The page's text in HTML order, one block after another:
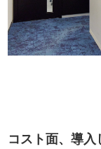
コスト面、導